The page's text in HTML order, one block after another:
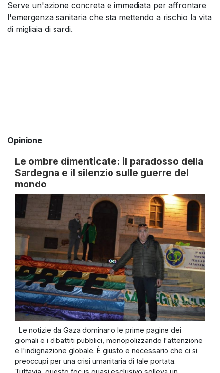
Serve un'azione concreta e immediata per affrontare
l'emergenza sanitaria che sta mettendo a rischio la vita
di migliaia di sardi.
Opinione
Le ombre dimenticate: il paradosso della
Sardegna e il silenzio sulle guerre del
mondo
Le notizie da Gaza dominano le prime pagine dei
giornali e i dibattiti pubblici, monopolizzando l'attenzione
e l'indignazione globale. È giusto e necessario che ci si
preoccupi per una crisi umanitaria di tale portata.
Tuttavia, questo focus quasi esclusivo solleva un